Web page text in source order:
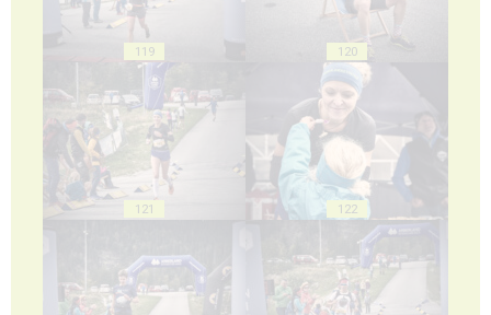
119 120
121 122